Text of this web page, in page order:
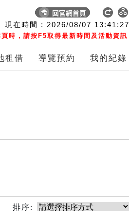
現在時間 : 2026/08/07 13:41:27
時，請按F5取得最新時間及活動資訊
租借 導覽預約 我的紀錄
排序: